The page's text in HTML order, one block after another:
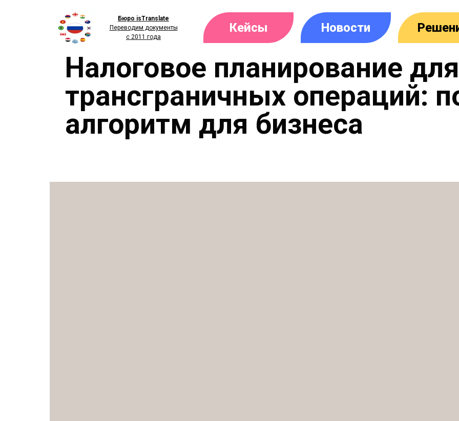
Бюро isTranslate
Переводим документы
с 2011 года
Кейсы Новости
Налоговое планирование для
трансграничных операций:
алгоритм для бизнеса